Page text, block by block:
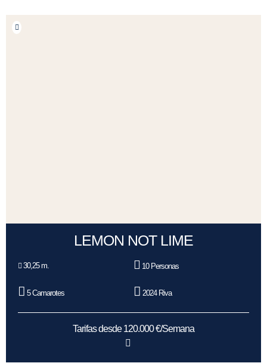
LEMON NOT LIME
30,25 m. 10 Personas
5 Camarotes 2024 Riva
Tarifas desde 120.000 €/Semana